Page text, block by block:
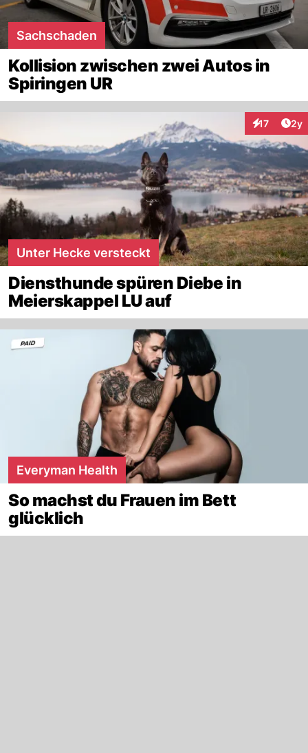
Sachschaden
Kollision zwischen zwei Autos in
Spiringen UR
17 2y
Unter Hecke versteckt
Diensthunde spüren Diebe in
Meierskappel LU auf
Everyman Health
So machst du Frauen im Bett
glücklich